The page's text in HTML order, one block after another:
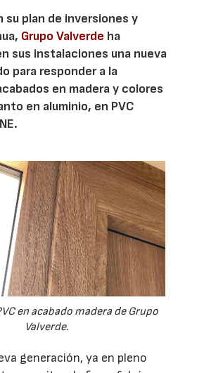
su plan de inversiones y
Grupo Valverde ha
sus instalaciones una nueva
para responder a la
en madera y colores
en aluminio, en PVC
en acabado madera de Grupo
Valverde.
generación, ya en pleno